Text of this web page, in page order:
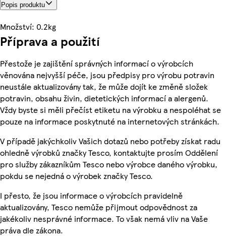
Popis produktu
Množství: 0.2kg
Příprava a použití
Přestože je zajištění správných informací o výrobcích
věnována nejvyšší péče, jsou předpisy pro výrobu potravin
neustále aktualizovány tak, že může dojít ke změně složek
potravin, obsahu živin, dietetických informací a alergenů.
Vždy byste si měli přečíst etiketu na výrobku a nespoléhat se
pouze na informace poskytnuté na internetových stránkách.
V případě jakýchkoliv Vašich dotazů nebo potřeby získat radu
ohledně výrobků značky Tesco, kontaktujte prosím Oddělení
pro služby zákazníkům Tesco nebo výrobce daného výrobku,
pokdu se nejedná o výrobek značky Tesco.
I přesto, že jsou informace o výrobcích pravidelně
aktualizovány, Tesco nemůže přijmout odpovědnost za
jakékoliv nesprávné informace. To však nemá vliv na Vaše
práva dle zákona.